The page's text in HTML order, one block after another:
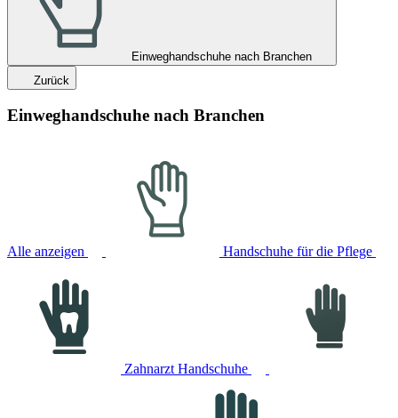
Einweghandschuhe nach Branchen
Zurück
Einweghandschuhe nach Branchen
Alle anzeigen Handschuhe für die Pflege
Zahnarzt Handschuhe